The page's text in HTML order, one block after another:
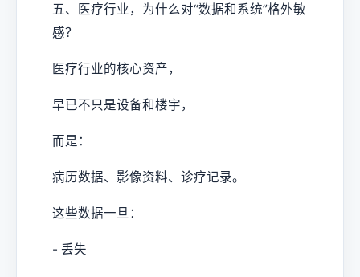
五、医疗行业，为什么对“数据和系统”格外敏
感？
医疗行业的核心资产，
早已不只是设备和楼宇，
而是：
病历数据、影像资料、诊疗记录。
这些数据一旦：
- 丢失